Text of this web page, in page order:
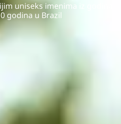
uniseks imenima iz godina
godina u Brazil